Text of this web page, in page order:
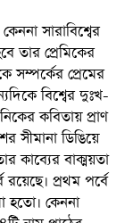
সারাবিশ্বের
তার প্রেমিকের
প্রেমের
বিশ্বের দুঃখ-
কবিতায় প্রাণ
সীমানা ডিঙিয়ে
কাব্যের বাক্ময়তা
প্রথম পর্বে
হতো। কেননা